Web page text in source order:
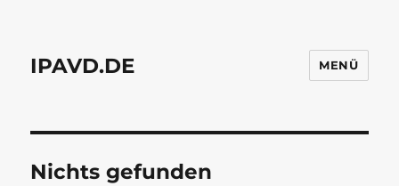
IPAVD.DE MENÜ
Nichts gefunden